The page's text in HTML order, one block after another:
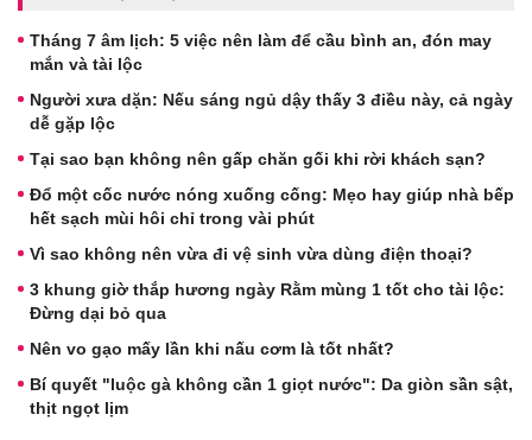
Tháng 7 âm lịch: 5 việc nên làm để cầu bình an, đón may
mắn và tài lộc
Người xưa dặn: Nếu sáng ngủ dậy thấy 3 điều này, cả ngày
dễ gặp lộc
Tại sao bạn không nên gấp chăn gối khi rời khách sạn?
Đổ một cốc nước nóng xuống cống: Mẹo hay giúp nhà bếp
hết sạch mùi hôi chỉ trong vài phút
Vì sao không nên vừa đi vệ sinh vừa dùng điện thoại?
3 khung giờ thắp hương ngày Rằm mùng 1 tốt cho tài lộc:
Đừng dại bỏ qua
Nên vo gạo mấy lần khi nấu cơm là tốt nhất?
Bí quyết "luộc gà không cần 1 giọt nước": Da giòn sần sật,
thịt ngọt lịm